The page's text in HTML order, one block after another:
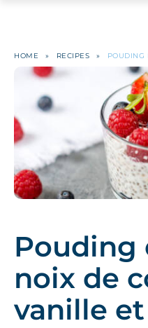
HOME » RECIPES » POUDING
Pouding
noix de
vanille